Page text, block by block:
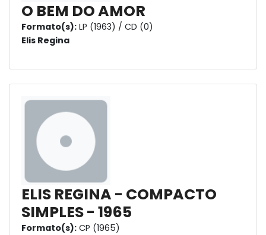
O BEM DO AMOR
Formato(s): LP (1963) / CD (0)
Elis Regina
ELIS REGINA - COMPACTO
SIMPLES - 1965
Formato(s): CP (1965)